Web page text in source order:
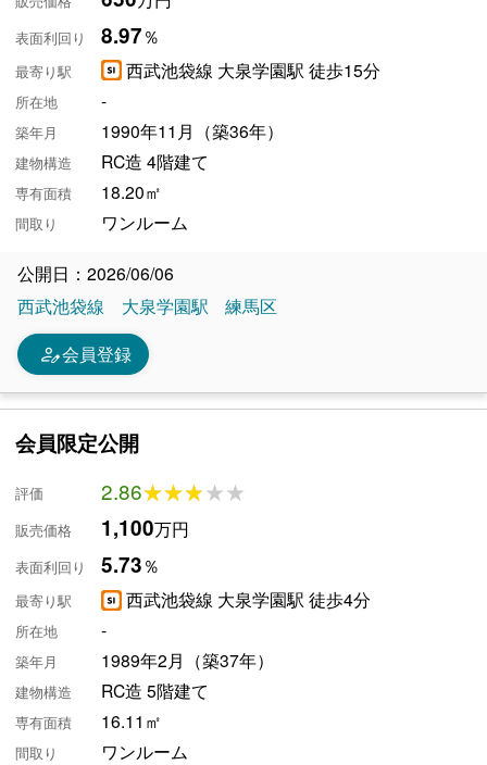
表面利回り 8.97％
最寄り駅 西武池袋線 大泉学園駅 徒歩15分
所在地 -
築年月 1990年11月（築36年）
建物構造 RC造 4階建て
専有面積 18.20㎡
間取り ワンルーム
公開日：2026/06/06
西武池袋線
大泉学園駅 練馬区
person_edit会員登録
会員限定公開
評価 2.86★★★★★
★★★★★
販売価格 1,100万円
表面利回り 5.73％
最寄り駅 西武池袋線 大泉学園駅 徒歩4分
所在地 -
築年月 1989年2月（築37年）
建物構造 RC造 5階建て
専有面積 16.11㎡
間取り ワンルーム